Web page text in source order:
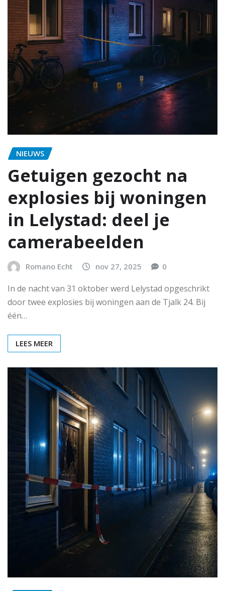
NIEUWS
Getuigen gezocht na
explosies bij woningen
in Lelystad: deel je
camerabeelden
Romano Echt nov 27, 2025 0
In de nacht van 31 oktober werd Lelystad opgeschrikt
door twee explosies bij woningen aan de Tjalk 24. Bij
één…
LEES MEER